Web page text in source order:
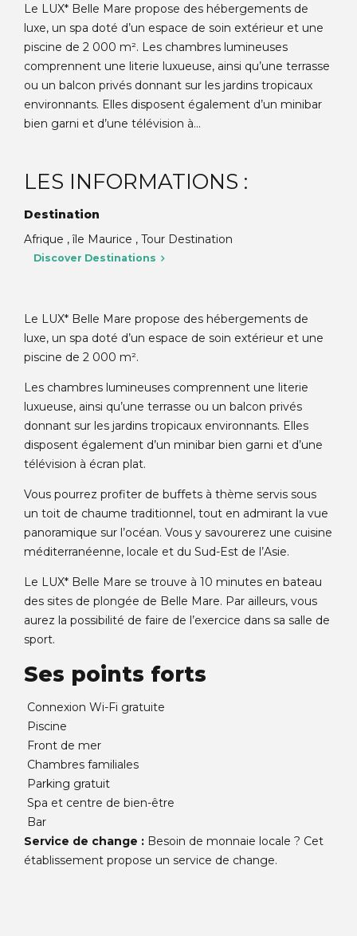
Le LUX* Belle Mare propose des hébergements de
luxe, un spa doté d’un espace de soin extérieur et une
piscine de 2 000 m². Les chambres lumineuses
comprennent une literie luxueuse, ainsi qu’une terrasse
ou un balcon privés donnant sur les jardins tropicaux
environnants. Elles disposent également d’un minibar
bien garni et d’une télévision à...
LES INFORMATIONS :
Destination
Afrique , île Maurice , Tour Destination
Discover Destinations
Le LUX* Belle Mare propose des hébergements de
luxe, un spa doté d’un espace de soin extérieur et une
piscine de 2 000 m².
Les chambres lumineuses comprennent une literie
luxueuse, ainsi qu’une terrasse ou un balcon privés
donnant sur les jardins tropicaux environnants. Elles
disposent également d’un minibar bien garni et d’une
télévision à écran plat.
Vous pourrez profiter de buffets à thème servis sous
un toit de chaume traditionnel, tout en admirant la vue
panoramique sur l’océan. Vous y savourerez une cuisine
méditerranéenne, locale et du Sud-Est de l’Asie.
Le LUX* Belle Mare se trouve à 10 minutes en bateau
des sites de plongée de Belle Mare. Par ailleurs, vous
aurez la possibilité de faire de l’exercice dans sa salle de
sport.
Ses points forts
Connexion Wi-Fi gratuite
Piscine
Front de mer
Chambres familiales
Parking gratuit
Spa et centre de bien-être
Bar
Service de change : Besoin de monnaie locale ? Cet
établissement propose un service de change.